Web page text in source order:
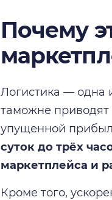
Почему
Логистика — одна
таможне
упущенной
суток до трёх
маркетплейса и
Кроме того,